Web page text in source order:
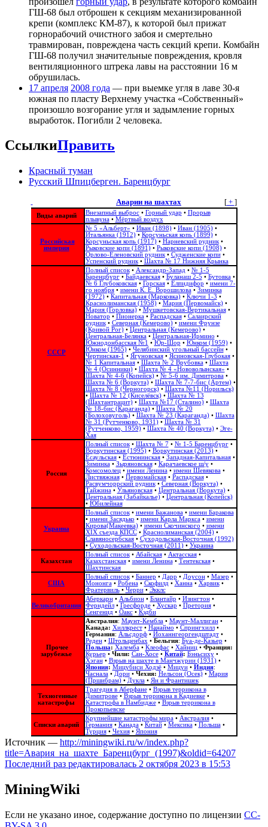
ГШ-68 был отброшен к секциям механизированной
крепи (комплекс КМ-87), к которой был прижат
горнорабочий очистного забоя и смертельно
травмирован, повреждена часть секций крепи. Комбайн
ГШ-68 получил значительные повреждения, кровля
вентиляционного штрека лавы на расстоянии 16 м
обрушилась.
17 апреля 2008 года — при выемке угля в лаве 30-я
южная по пласту Верхнему участка «Собственный»
произошло возгорание угля и задымление горных
выработок. Погибли 2 человека.
СсылкиПравить
Красный туман
Русский Шпицберген. Баренцбург
[+ ]
Аварии на шахтах
Виды аварий Внезапный выброс• Горный удар • Прорыв
плывуна• Мёртвый воздух
Российская
империя
№ 5 «Альберт» • Иван (1898)• Иван (1905)•
Итальянка (1912)• Корсуньская копь (1899)•
Корсуньская копь (1917)• Нарневский рудник•
Рыковские копи (1891)• Рыковские копи (1908)•
Орлово-Еленовский рудник• Судженские копи•
Успенский рудник• Шахта № 17 Нижняя Крынка
СССР
Полный список• Александр-Запад• № 1-5
Баренцбург• Байдаевская• Буланаш 2-5 • Бутовка•
№ 6 Глубоковская• Горская• Елпидифор • имени 7-
го ноября• имени К. Е. Ворошилова• Зиминка
(1972)• Капитальная (Марковка)• Ключи 1-3 •
Краснолиманская (1958)• Мария (Первомайск)•
Мария (Горловка)• Мушкетовская-Вертикальная•
Новатор • Пионерка• Распадская• Салаирский
рудник• Северная (Кемерово)• имени Фрунзе
(Кривой Рог)• Центральная (Кемерово)•
Центральная-Белянка• Центральная-Ирмино •
Южнодонбасская №1 • Юр-Шор • Юнком (1959)•
Юнком (1965)• Челябинский угольный бассейн•
Чертинская-1 • Ягуновская• Ясиновская-Глубокая•
№ 1 Капитальная• Шахта № 2 Врубовка• Шахта
№ 4 (Осинники)• Шахта № 4 «Нововолынская» •
Шахта № 4-6 (Копейск)• № 5-6 им. Димитрова•
Шахта № 6 (Воркута)• Шахта № 7-7-бис (Артем)•
Шахта № 8 (Черногорск)• Шахта №11 (Норильск)
• Шахта № 12 (Киселёвск)• Шахта № 13
(Шахтантрацит)• Шахта №17 (Сталино)• Шахта
№ 18-бис (Караганда)• Шахта № 20
(Болоховуголь)‎• Шахта № 23 (Караганда)• Шахта
№ 31 (Рутченково, 1931)• Шахта № 31
(Рутченково, 1959)• Шахта № 40 (Воркута)• Эге-
Хая
Россия
Полный список• Шахта № 7• № 1-5 Баренцбург•
Воркутинская (1995)• Воркутинская (2013)•
Есаульская• Естюнинская• Западная-Капитальная•
Зиминка• Зыряновская• Карачаевское ш/у•
Комсомолец• имени Ленина• имени Шевякова•
Листвяжная• Первомайская• Распадская•
Расвумчоррский рудник• Северная (Воркута)•
Тайжина• Ульяновская• Центральная (Воркута)•
Центральная (Забайкалье)• Центральная (Копейск)
• Юбилейная
Украина
Полный список• имени Бажанова• имени Баракова
• имени Засядько • имени Карла Маркса• имени
Кирова(Макеевка)• имени Скочинского • имени
ХІХ съезда КПСС• Краснолиманская (2004)•
Славяносербская• Суходольская-Восточная (1992)
• Суходольская-Восточная (2011)• Украина
Казахстан
Полный список• Абайская• Актасская•
Казахстанская• имени Ленина• Тентекская•
Шахтинская
США
Полный список• Баннер • Дарр • Доусон• Мазер •
Мононга• Робена• Скофилд• Ханна• Харвик•
Фратервиль• Черри• Экклс
Великобритания
Аберкарн• Альбион‎• Блантайр • Изингтон•
Ферндейл• Гресфорде• Хускар • Претория•
Сенгенид• Оакс• Кэдби
Прочее
зарубежье
Австралия: Маунт-Кембла• Маунт-Маллиган•
Канада: Хиллкрест• Нанаймо • Спрингхилл•
Германия: Альсдорф• Йоханнгеоргендштадт•
Реден• Штольценбах• Бельгия: Буа-де-Казьер •
Польша: Халемба• Клеофас• Хайниц• Франция:
Курьер • Чили: Сан-Хосе• Китай: Бэньсиху•
Хэган• Взрыв на шахте в Манчжурии (1931)•
Япония: Мицубиси Ходзё• Мицуи• Индия:
Часнала• Дори• Чехия: Нельсон (Осек)• Мария
(Пршибрам)• Дукла• Ян и Франтишек
Техногенные
катастрофы
Трагедия в Аберфане• Взрыв террикона в
Димитрове• Взрыв террикона в Кадиевке•
Катастрофа в Намбидже• Взрыв террикона в
Прокопьевске
Списки аварий
Крупнейшие катастрофы мира• Австралия•
Германия• Канада• Китай• Мексика• Польша•
Турция• Чехия• Япония
Источник — http://miningwiki.ru/w/index.php?
title=Авария_на_шахте_Баренцбург_(1997)&oldid=64207
Последний раз редактировалась 2 октября 2023 в 15:53
MiningWiki
Если не указано иное, содержание доступно по лицензии CC-